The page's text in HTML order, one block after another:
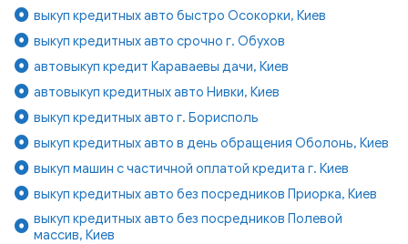
выкуп кредитных авто быстро Осокорки, Киев
выкуп кредитных авто срочно г. Обухов
автовыкуп кредит Караваевы дачи, Киев
автовыкуп кредитных авто Нивки, Киев
выкуп кредитных авто г. Борисполь
выкуп кредитных авто в день обращения Оболонь, Киев
выкуп машин с частичной оплатой кредита г. Киев
выкуп кредитных авто без посредников Приорка, Киев
выкуп кредитных авто без посредников Полевой
массив, Киев